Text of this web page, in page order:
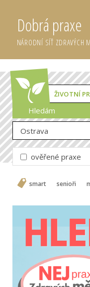
Dobrá praxe
NÁRODNÍ SÍŤ ZDRAVÝCH
ŽIVOTNÍ
Hledám
Ostrava
ověřené praxe
smart senioři